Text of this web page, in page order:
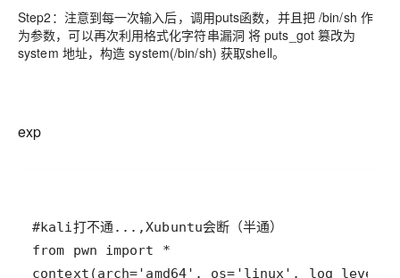
Step2：注意到每一次输入后，调用puts函数，并且把 /bin/sh 作
为参数，可以再次利用格式化字符串漏洞 将 puts_got 篡改为
system 地址，构造 system(/bin/sh) 获取shell。
exp